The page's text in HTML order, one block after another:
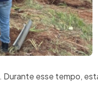
esse tempo,